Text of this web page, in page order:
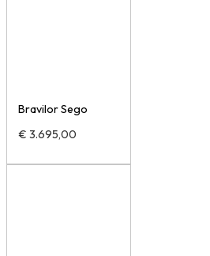
Bravilor Sego
€ 3.695,00